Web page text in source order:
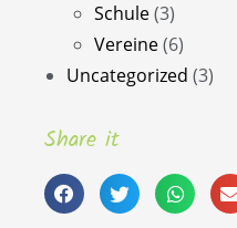
Schule(3)
Vereine(6)
Uncategorized (3)
Share it